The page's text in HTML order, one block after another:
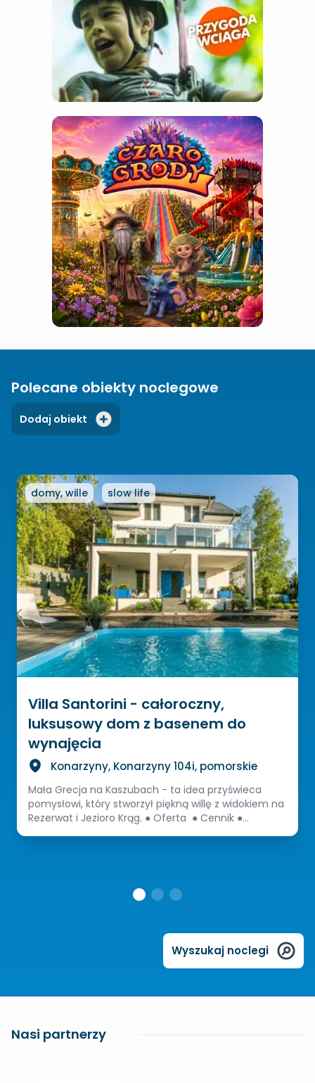
Polecane obiekty noclegowe
Dodaj obiekt
domy, wille slow life
Villa Santorini - całoroczny,
luksusowy dom z basenem do
wynajęcia
Konarzyny, Konarzyny 104i, pomorskie
Mała Grecja na Kaszubach - ta idea przyświeca
pomysłowi, który stworzył piękną willę z widokiem na
Rezerwat i Jezioro Krąg. ● Oferta ● Cennik ●...
Wyszukaj noclegi
Nasi partnerzy